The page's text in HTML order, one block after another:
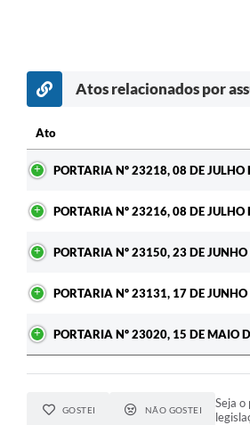
Atos relacionados por
Ato
PORTARIA Nº 23218, 08 DE JULHO
PORTARIA Nº 23216, 08 DE JULHO
PORTARIA Nº 23150, 23 DE
PORTARIA Nº 23131, 17 DE
PORTARIA Nº 23020, 15 DE MAIO
GOSTEI NÃO GOSTEI
Seja